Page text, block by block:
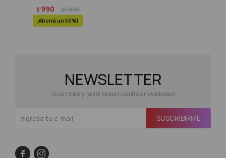
$ 990 $1.990
50
NEWSLETTER
¡Suscribite y recibí todas nuestras novedades!
SUSCRIBIRME
 